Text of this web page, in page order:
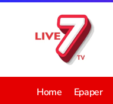
Home Epaper